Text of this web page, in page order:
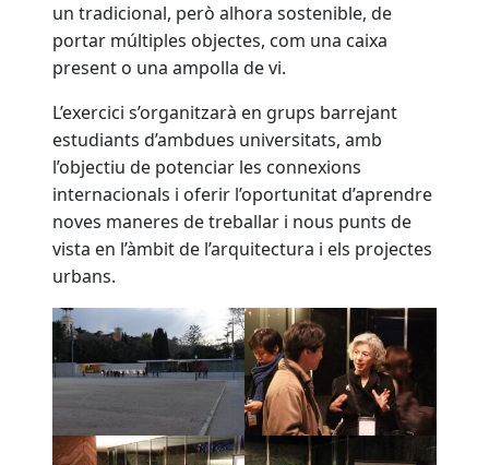
un tradicional, però alhora sostenible, de
portar múltiples objectes, com una caixa
present o una ampolla de vi.
L’exercici s’organitzarà en grups barrejant
estudiants d’ambdues universitats, amb
l’objectiu de potenciar les connexions
internacionals i oferir l’oportunitat d’aprendre
noves maneres de treballar i nous punts de
vista en l’àmbit de l’arquitectura i els projectes
urbans.